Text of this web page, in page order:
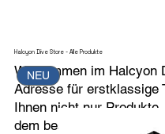
Halcyon Dive Store - Alle Produkte
Willkommen im Halcyon
Adresse für erstklassige
Ihnen nicht nur
dem besten Equipment
NEU